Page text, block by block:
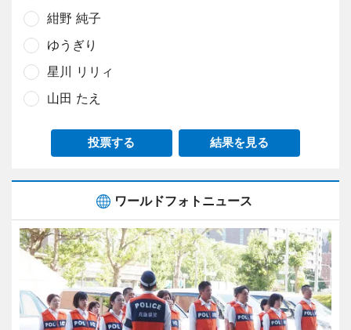
紺野 純子
ゆうぎり
星川 リリィ
山田 たえ
投票する 結果を見る
ワールドフォトニュース